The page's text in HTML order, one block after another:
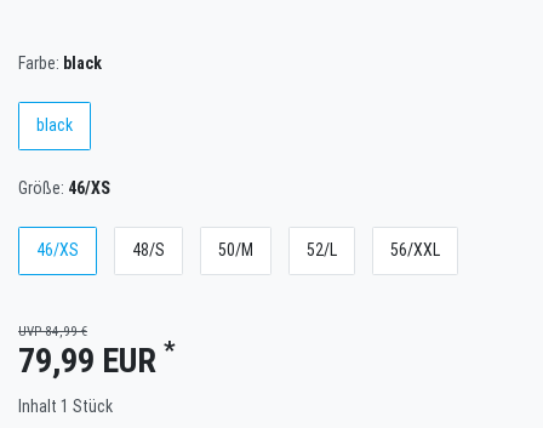
Farbe: black
black
Größe: 46/XS
46/XS 48/S 50/M 52/L 56/XXL
UVP 84,99 €
79,99 EUR *
Inhalt 1 Stück